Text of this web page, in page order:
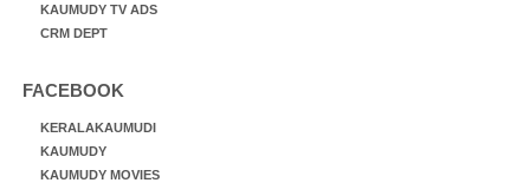
KAUMUDY TV ADS
CRM DEPT
FACEBOOK
KERALAKAUMUDI
KAUMUDY
KAUMUDY MOVIES